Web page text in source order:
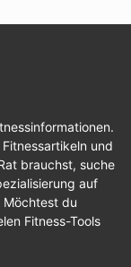
und
brauchst, suche
auf
Möchtest du
Fitness-Tools